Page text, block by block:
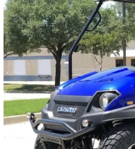
SITEMAP